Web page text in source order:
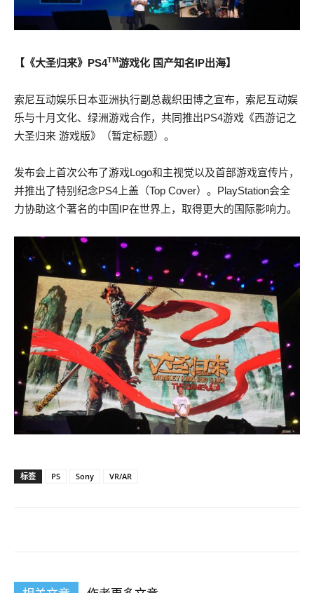
【《大圣归来》PS4TM游戏化 国产知名IP出海】
索尼互动娱乐日本亚洲执行副总裁织田博之宣布，索尼互动娱
乐与十月文化、绿洲游戏合作，共同推出PS4游戏《西游记之
大圣归来 游戏版》（暂定标题）。
发布会上首次公布了游戏Logo和主视觉以及首部游戏宣传片，
并推出了特别纪念PS4上盖（Top Cover）。PlayStation会全
力协助这个著名的中国IP在世界上，取得更大的国际影响力。
标签 PS Sony VR/AR